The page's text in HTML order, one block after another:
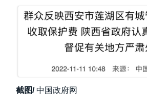
截图/中国政府网